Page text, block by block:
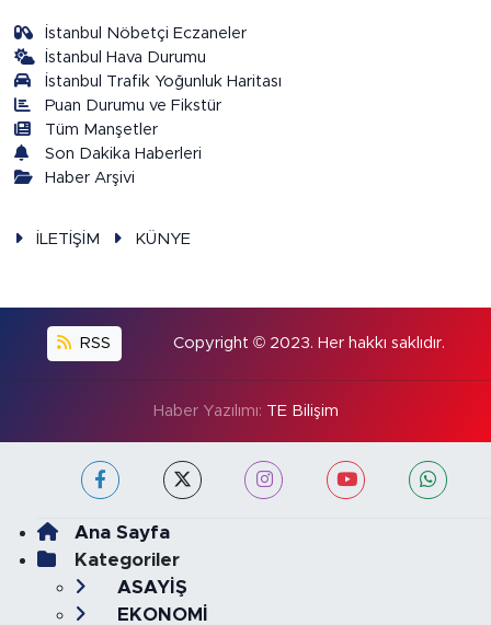
İstanbul Nöbetçi Eczaneler
İstanbul Hava Durumu
İstanbul Trafik Yoğunluk Haritası
Puan Durumu ve Fikstür
Tüm Manşetler
Son Dakika Haberleri
Haber Arşivi
İLETİŞİM KÜNYE
RSS Copyright © 2023. Her hakkı saklıdır.
Haber Yazılımı: TE Bilişim
Ana Sayfa
Kategoriler
ASAYİŞ
EKONOMİ